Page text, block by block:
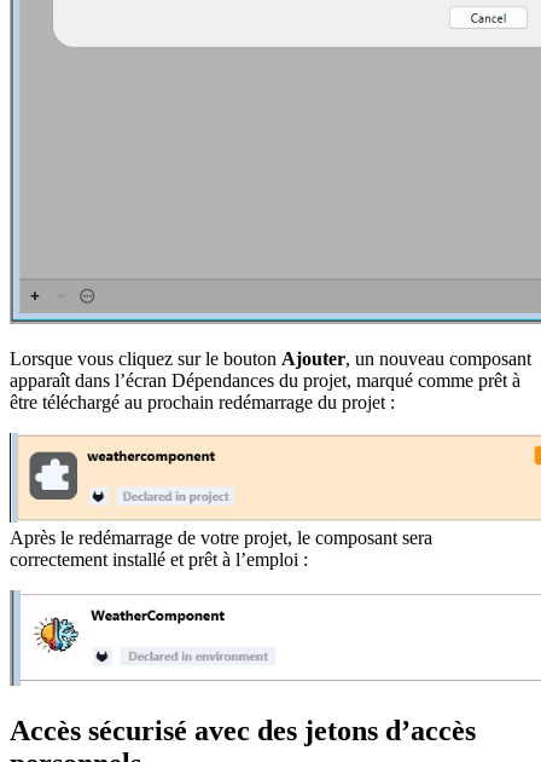
Lorsque vous cliquez sur le bouton Ajouter, un nouveau composant
apparaît dans l’écran Dépendances du projet, marqué comme prêt à
être téléchargé au prochain redémarrage du projet :
Après le redémarrage de votre projet, le composant sera
correctement installé et prêt à l’emploi :
Accès sécurisé avec des jetons d’accès